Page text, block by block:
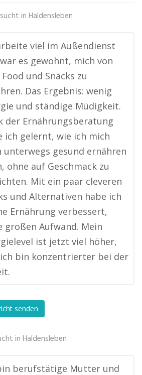
sucht in Haldensleben
viel im Außendienst
es gewohnt, mich von
und Snacks zu
Das Ergebnis: wenig
und ständige Müdigkeit.
der Ernährungsberatung
ich gelernt, wie ich mich
unterwegs gesund ernähren
ohne auf Geschmack zu
Mit ein paar cleveren
und Alternativen habe ich
Ernährung verbessert,
großen Aufwand. Mein
ist jetzt viel höher,
bin konzentrierter bei der
senden
in Haldensleben
berufstätige Mutter und